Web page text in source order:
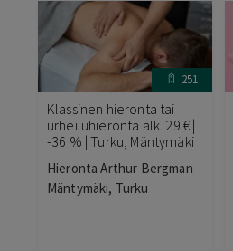
251
Klassinen hieronta tai
urheiluhieronta alk. 29 € |
-36 % | Turku, Mäntymäki
Hieronta Arthur Bergman
Mäntymäki, Turku